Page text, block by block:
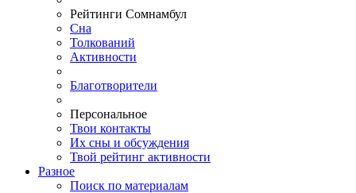
Рейтинги Сомнамбул
Сна
Толкований
Активности
Благотворители
Персональное
Твои контакты
Их сны и обсуждения
Твой рейтинг активности
Разное
Поиск по материалам